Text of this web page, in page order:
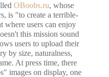
OBoobs.ru, whose
is "to create a terrible-
where users can enjoy
this mission sound
users to upload their
by size, naturalness,
At press time, there
images on display, one